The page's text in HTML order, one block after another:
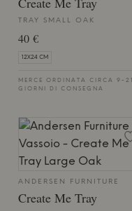
TRAY SMALL OAK
40 €
12X24 CM
MERCE ORDINATA CIRCA 9-21
GIORNI DI CONSEGNA
ANDERSEN FURNITURE
Create Me Tray